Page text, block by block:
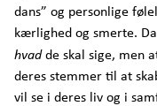
dans” og personlige
kærlighed og smerte.
hvadde skal sige, men
deres stemmer til at
vil se i deres liv og i